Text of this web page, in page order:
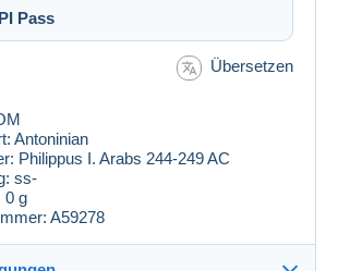
Pass
Übersetzen
Antoninian
Philippus I. Arabs 244-249 AC
ss-
0 g
A59278